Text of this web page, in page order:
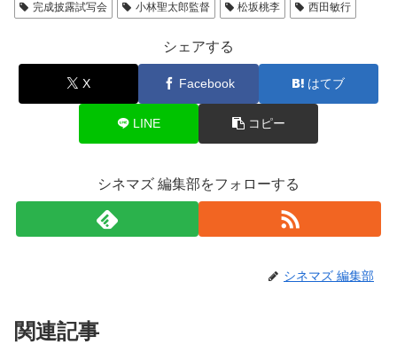
完成披露試写会
小林聖太郎監督 松坂桃李 西田敏行
シェアする
X Facebook はてブ
LINE コピー
シネマズ 編集部をフォローする
シネマズ 編集部
関連記事